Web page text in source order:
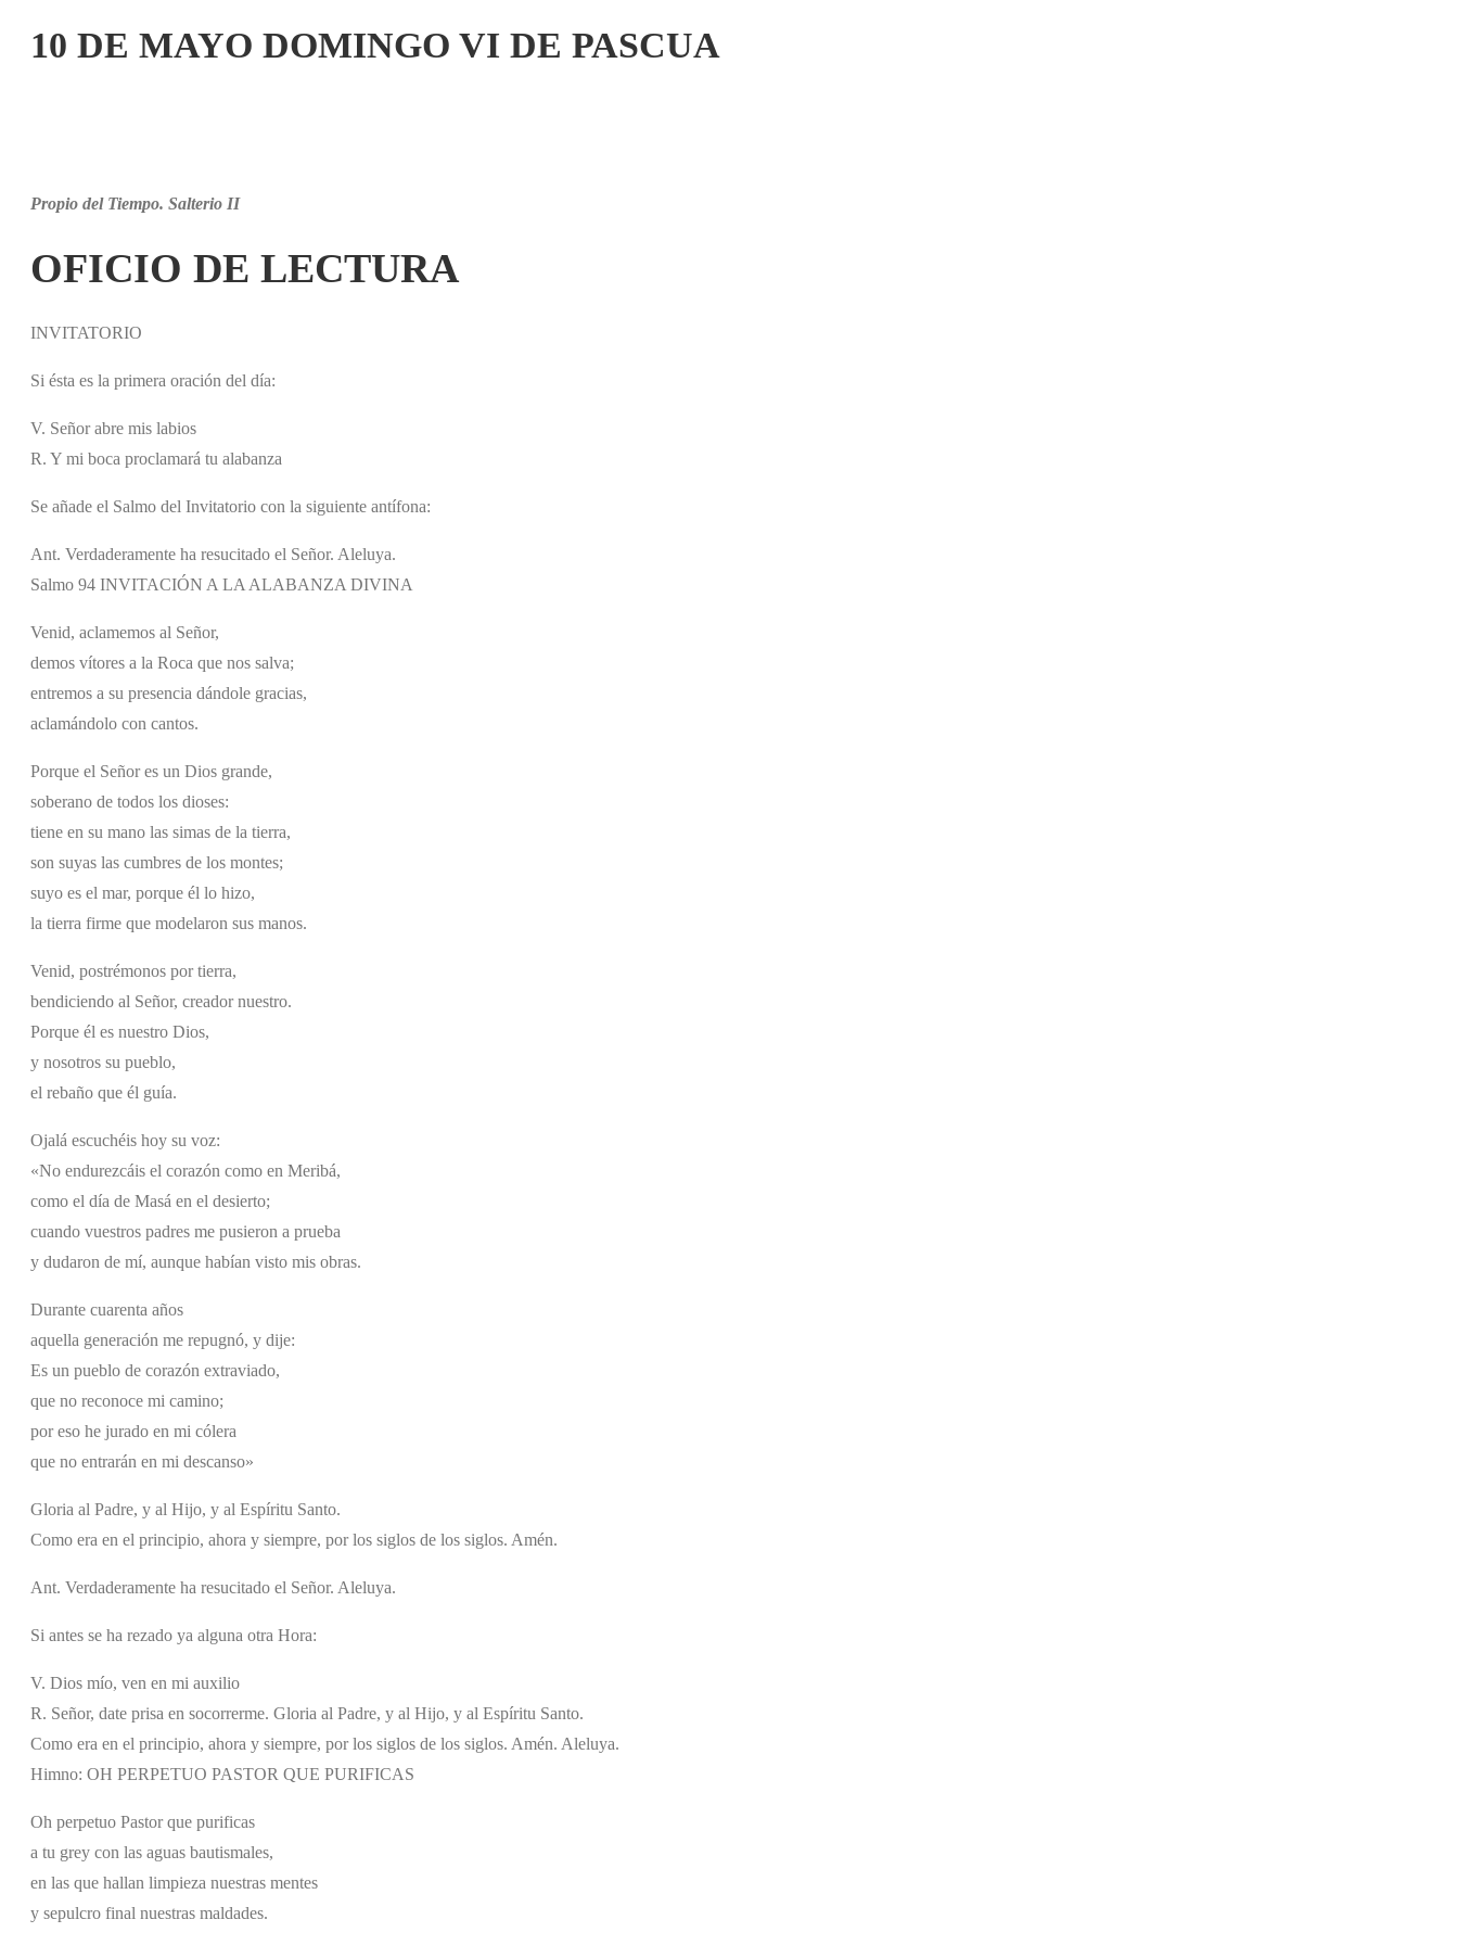
10 DE MAYO DOMINGO VI DE PASCUA
Propio del Tiempo. Salterio II
OFICIO DE LECTURA
INVITATORIO
Si ésta es la primera oración del día:
V. Señor abre mis labios
R. Y mi boca proclamará tu alabanza
Se añade el Salmo del Invitatorio con la siguiente antífona:
Ant. Verdaderamente ha resucitado el Señor. Aleluya.
Salmo 94 INVITACIÓN A LA ALABANZA DIVINA
Venid, aclamemos al Señor,
demos vítores a la Roca que nos salva;
entremos a su presencia dándole gracias,
aclamándolo con cantos.
Porque el Señor es un Dios grande,
soberano de todos los dioses:
tiene en su mano las simas de la tierra,
son suyas las cumbres de los montes;
suyo es el mar, porque él lo hizo,
la tierra firme que modelaron sus manos.
Venid, postrémonos por tierra,
bendiciendo al Señor, creador nuestro.
Porque él es nuestro Dios,
y nosotros su pueblo,
el rebaño que él guía.
Ojalá escuchéis hoy su voz:
«No endurezcáis el corazón como en Meribá,
como el día de Masá en el desierto;
cuando vuestros padres me pusieron a prueba
y dudaron de mí, aunque habían visto mis obras.
Durante cuarenta años
aquella generación me repugnó, y dije:
Es un pueblo de corazón extraviado,
que no reconoce mi camino;
por eso he jurado en mi cólera
que no entrarán en mi descanso»
Gloria al Padre, y al Hijo, y al Espíritu Santo.
Como era en el principio, ahora y siempre, por los siglos de los siglos. Amén.
Ant. Verdaderamente ha resucitado el Señor. Aleluya.
Si antes se ha rezado ya alguna otra Hora:
V. Dios mío, ven en mi auxilio
R. Señor, date prisa en socorrerme. Gloria al Padre, y al Hijo, y al Espíritu Santo.
Como era en el principio, ahora y siempre, por los siglos de los siglos. Amén. Aleluya.
Himno: OH PERPETUO PASTOR QUE PURIFICAS
Oh perpetuo Pastor que purificas
a tu grey con las aguas bautismales,
en las que hallan limpieza nuestras mentes
y sepulcro final nuestras maldades.